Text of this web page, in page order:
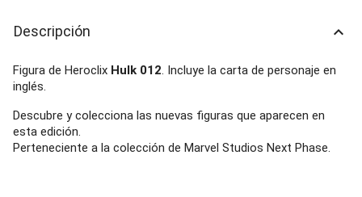
Descripción keyboard_arrow_up
Figura de Heroclix Hulk 012. Incluye la carta de personaje en
inglés.
Descubre y colecciona las nuevas figuras que aparecen en
esta edición.
Perteneciente a la colección de Marvel Studios Next Phase.